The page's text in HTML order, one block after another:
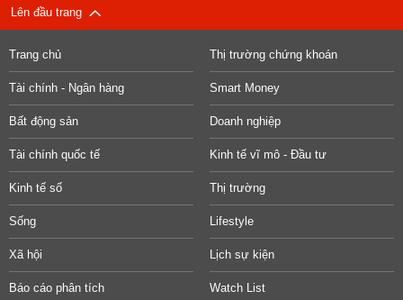
Lên đầu trang
Trang chủ Thị trường chứng khoán
Tài chính - Ngân hàng Smart Money
Bất động sản Doanh nghiệp
Tài chính quốc tế Kinh tế vĩ mô - Đầu tư
Kinh tế số Thị trường
Sống Lifestyle
Xã hội Lịch sự kiện
Báo cáo phân tích Watch List